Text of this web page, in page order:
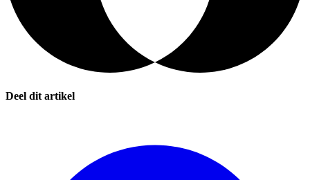
Deel dit artikel